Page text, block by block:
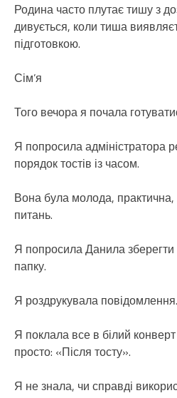
Родина часто плутає тишу з
дивується, коли тиша
підготовкою.
Сім’я
Того вечора я почала
Я попросила адміністратора
порядок тостів із часом.
Вона була молода, практична,
питань.
Я попросила Данила
папку.
Я роздрукувала повідомлення.
Я поклала все в білий конверт
просто: «Після тосту».
Я не знала, чи справді